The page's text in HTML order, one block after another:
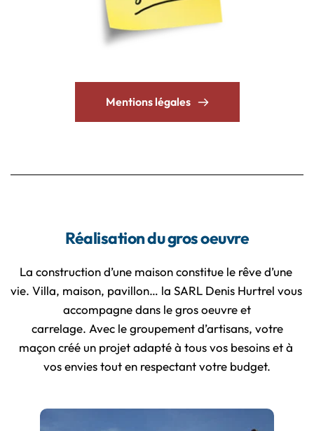
Mentions légales
Réalisation du gros oeuvre
La construction d’une maison constitue le rêve d’une
vie. Villa, maison, pavillon… la SARL Denis Hurtrel vous
accompagne dans le gros oeuvre et
carrelage. Avec le groupement d’artisans, votre
maçon créé un projet adapté à tous vos besoins et à
vos envies tout en respectant votre budget.